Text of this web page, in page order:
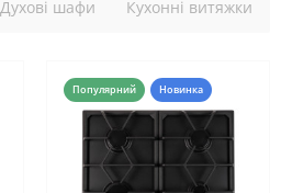
Духові шафи Кухонні витяжки
Популярний Новинка